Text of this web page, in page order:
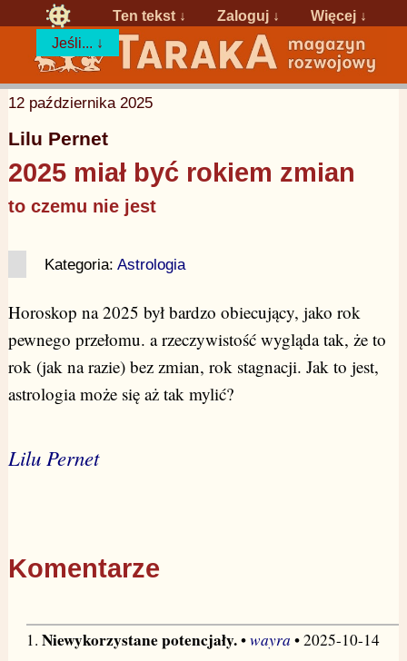
Ten tekst ↓ Zaloguj ↓
Więcej ↓
Jeśli... ↓
12 października 2025
Lilu Pernet
2025 miał być rokiem zmian
to czemu nie jest
Kategoria: Astrologia
Horoskop na 2025 był bardzo obiecujący, jako rok
pewnego przełomu. a rzeczywistość wygląda tak, że to
rok (jak na razie) bez zmian, rok stagnacji. Jak to jest,
astrologia może się aż tak mylić?
Lilu Pernet
Komentarze
1. Niewykorzystane potencjały.•wayra • 2025-10-14